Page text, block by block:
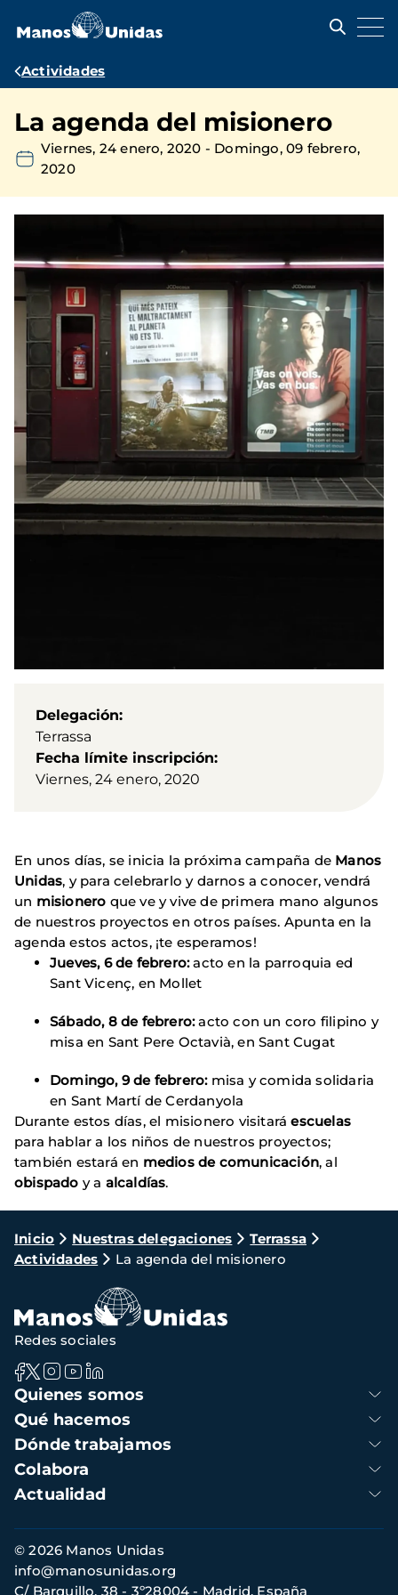
contenido
Ruta
navegación
Actividades
La agenda del misionero
Viernes, 24 enero, 2020 - Domingo, 09 febrero,
2020
Delegación
Terrassa
Fecha límite inscripción
Viernes, 24 enero, 2020
En unos días, se inicia la próxima campaña de Manos
Unidas, y para celebrarlo y darnos a conocer, vendrá
un misionero que ve y vive de primera mano algunos
de nuestros proyectos en otros países. Apunta en la
agenda estos actos, ¡te esperamos!
Jueves, 6 de febrero:acto en la parroquia ed
Sant Vicenç, en Mollet
Sábado, 8 de febrero:acto con un coro filipino y
misa en Sant Pere Octavià, en Sant Cugat
Domingo, 9 de febrero: misa y comida solidaria
en Sant Martí de Cerdanyola
Durante estos días, el misionero visitaráescuelas
para hablar a los niños de nuestros proyectos;
también estará en medios de comunicación, al
obispado y a alcaldías.
Ruta
de
navegación
Inicio Nuestras delegaciones
Terrassa
Actividades
La agenda del misionero
Navegación
principal
Quienes somos
Qué hacemos
Dónde trabajamos
Colabora
Actualidad
Redes sociales
Información
de
contacto
© 2026 Manos Unidas
C/ Barquillo, 38 - 3º28004 - Madrid, España
info@manosunidas.org